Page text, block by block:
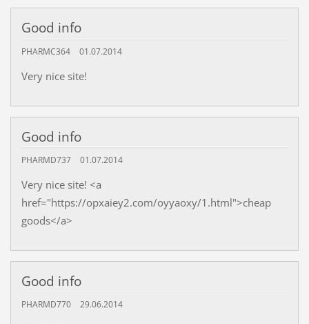
Good info
PHARMC364 01.07.2014
Very nice site!
Good info
PHARMD737 01.07.2014
Very nice site! <a
href="https://opxaiey2.com/oyyaoxy/1.html">cheap
goods</a>
Good info
PHARMD770 29.06.2014